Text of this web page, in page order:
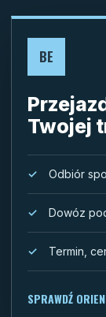
BE
Twojej
Odbiór
Dowóz
Termin,
SPRAWDŹ